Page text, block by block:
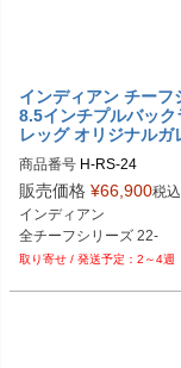
インディアン チーフ
8.5インチプルバック
レッグ オリジナルガ
商品番号 H-RS-24
H-RS-24-BK：ブラック
H-RS-24-AL：アルミ
H-RS-24-CR：クローム
H-RS-24-GD：ゴールド
H-RS-24-BL：ブルー
販売価格 ¥66,900税込
インディアン
2～4週